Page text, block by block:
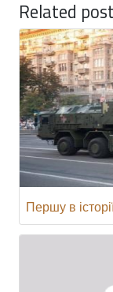
Related
Першу в